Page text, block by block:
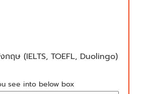
กฤษ (IELTS, TOEFL, Duolingo)
see into below box